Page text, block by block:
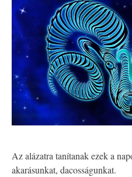
Az alázatra tanítanak ezek a
akarásunkat, dacosságunkat.